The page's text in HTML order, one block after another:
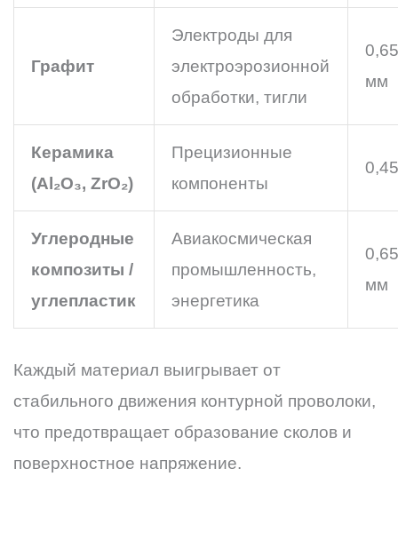
Графит
Электроды для
электроэрозионной
обработки, тигли
мм
Керамика
(Al₂O₃, ZrO₂)
Прецизионные
компоненты
Углеродные
композиты /
углепластик
Авиакосмическая
промышленность,
энергетика
мм
Каждый материал выигрывает от
стабильного движения контурной проволоки,
что предотвращает образование сколов и
поверхностное напряжение.